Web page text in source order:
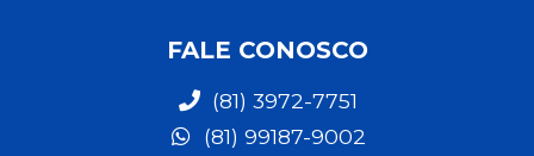
FALE CONOSCO
(81) 3972-7751
(81) 99187-9002